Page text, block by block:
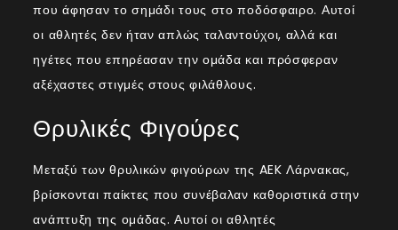
που άφησαν το σημάδι τους στο ποδόσφαιρο. Αυτοί
οι αθλητές δεν ήταν απλώς ταλαντούχοι, αλλά και
ηγέτες που επηρέασαν την ομάδα και πρόσφεραν
αξέχαστες στιγμές στους φιλάθλους.
Θρυλικές Φιγούρες
Μεταξύ των θρυλικών φιγούρων της AEK Λάρνακας,
βρίσκονται παίκτες που συνέβαλαν καθοριστικά στην
ανάπτυξη της ομάδας. Αυτοί οι αθλητές